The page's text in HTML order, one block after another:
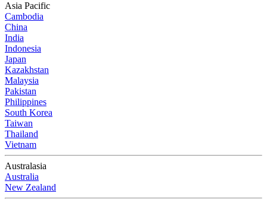
Asia Pacific
Cambodia
China
India
Indonesia
Japan
Kazakhstan
Malaysia
Pakistan
Philippines
South Korea
Taiwan
Thailand
Vietnam
Australasia
Australia
New Zealand